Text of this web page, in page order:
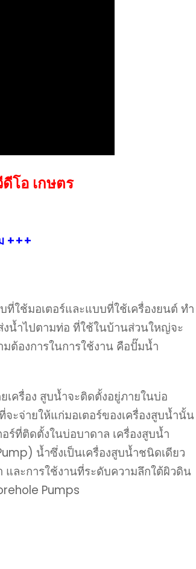
โอ เกษตร
+++
ใช้มอเตอร์และแบบที่ใช้เครื่องยนต์ ทำ
น้ำไปตามท่อ ที่ใช้ในบ้านส่วนใหญ่จะ
ต้องการในการใช้งาน คือปั๊มน้ำ
ครื่อง สูบน้ำจะติดตั้งอยู่ภายในบ่อ
ะจ่ายให้แก่มอเตอร์ของเครื่องสูบน้ำนั้น
ร์ที่ติดตั้งในบ่อบาดาล เครื่องสูบน้ำ
น้ำซึ่งเป็นเครื่องสูบน้ำชนิดเดียว
และการใช้งานที่ระดับความลึกใต้ผิวดิน
Pumps